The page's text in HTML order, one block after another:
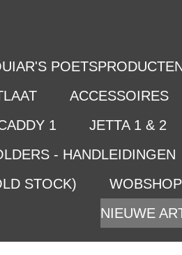
ACCESSOIRES
1 JETTA 1 & 2
- HANDLEIDINGEN
STOCK)
NIEUWE